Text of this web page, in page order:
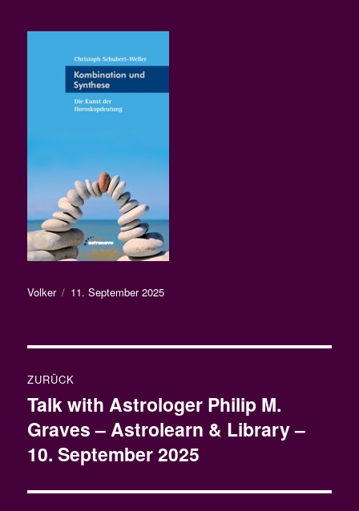
Autor
Volker
Veröffentlicht
11. September 2025
ZURÜCK
Vorheriger
Beitrag:
Talk with Astrologer Philip M.
Graves – Astrolearn & Library –
10. September 2025